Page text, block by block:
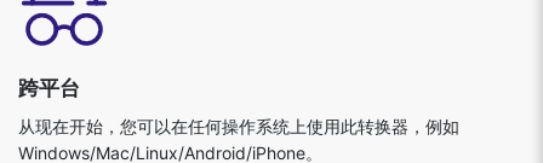
跨平台
从现在开始，您可以在任何操作系统上使用此转换器，例如
Windows/Mac/Linux/Android/iPhone。